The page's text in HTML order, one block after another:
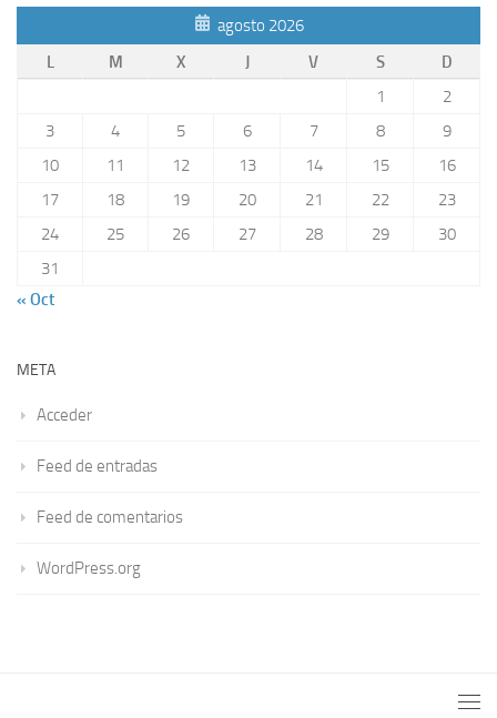
agosto 2026
L
M X J V S
D
1
2
3
4 5 6 7 8
9
10
11 12 13 14 15
16
17
18 19 20 21 22
23
24
25 26 27 28 29
30
31
« Oct
META
Acceder
Feed de entradas
Feed de comentarios
WordPress.org